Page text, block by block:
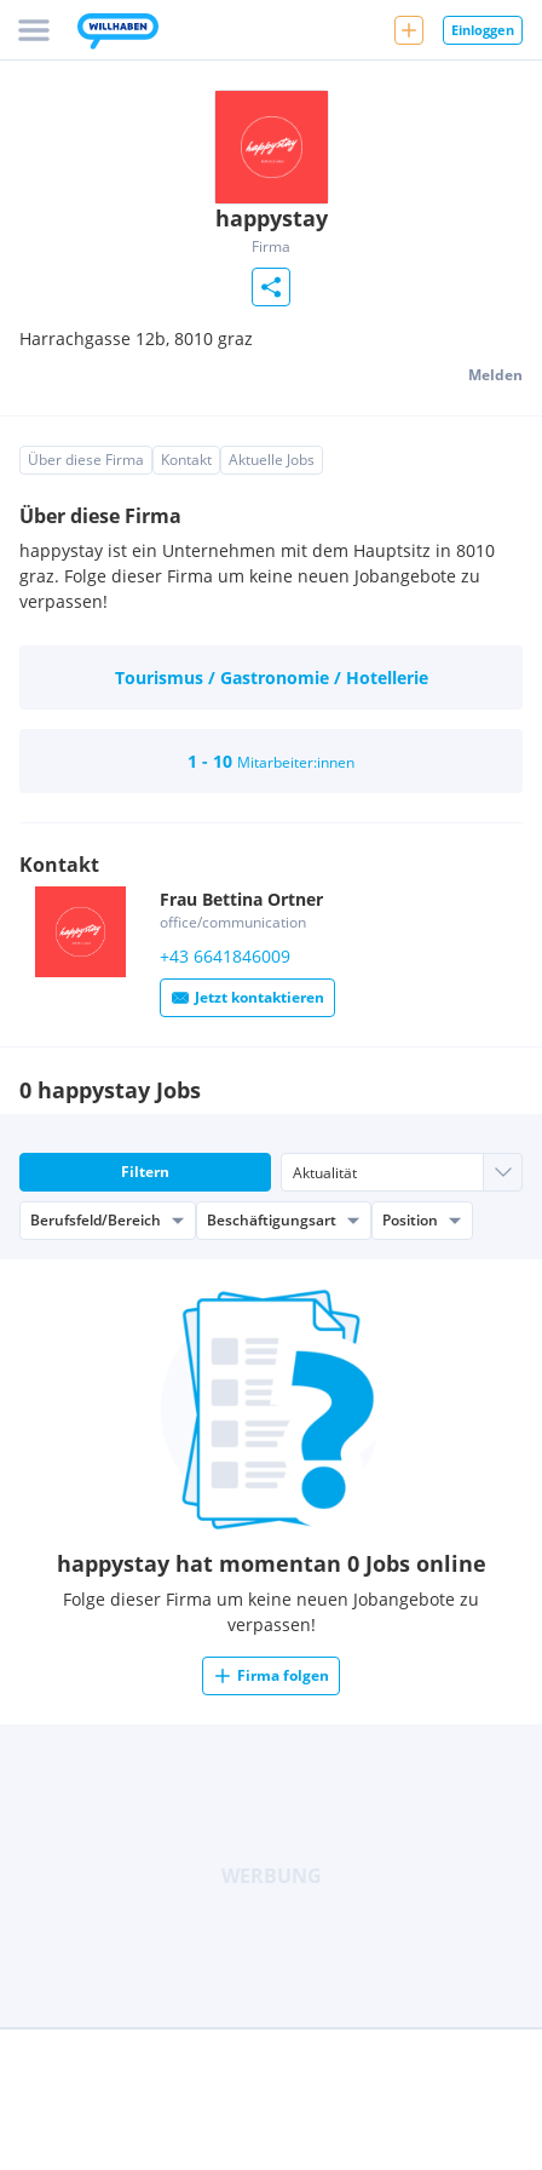
Einloggen
happystay
Firma
Harrachgasse 12b, 8010 graz
Melden
Über diese Firma Kontakt Aktuelle Jobs
Über diese Firma
happystay ist ein Unternehmen mit dem Hauptsitz in 8010
graz. Folge dieser Firma um keine neuen Jobangebote zu
verpassen!
Tourismus / Gastronomie / Hotellerie
1 - 10 Mitarbeiter:innen
Kontakt
Frau Bettina Ortner
office/communication
+43 6641846009
Jetzt kontaktieren
0 happystay Jobs
Filtern
Berufsfeld/Bereich Beschäftigungsart Position
happystay hat momentan 0 Jobs online
Folge dieser Firma um keine neuen Jobangebote zu
verpassen!
Firma folgen